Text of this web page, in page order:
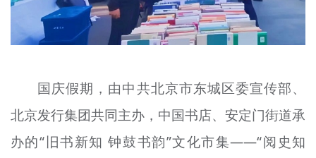
宣传思想文化人才
资料库
+
国庆假期，由中共北京市东城区委宣传部、
北京发行集团共同主办，中国书店、安定门街道承
办的“旧书新知 钟鼓书韵”文化市集——“阅史知